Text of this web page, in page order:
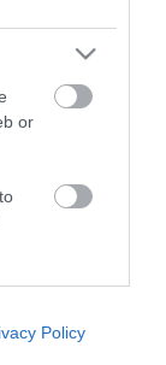
or
Policy
fogalmazott: a